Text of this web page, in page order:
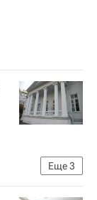
Еще3